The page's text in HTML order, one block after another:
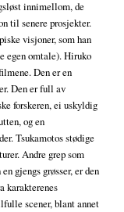
innimellom, de
til senere prosjekter.
visjoner, som han
egen omtale). Hiruko
Den er en
Den er full av
forskeren, ei uskyldig
og en
Tsukamotos stødige
Andre grep som
gjengs grøsser, er den
karakterenes
scener, blant annet